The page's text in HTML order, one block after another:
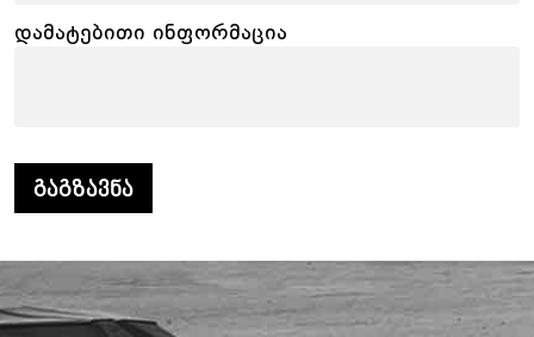
დამატებითი ინფორმაცია
გაგზავნა